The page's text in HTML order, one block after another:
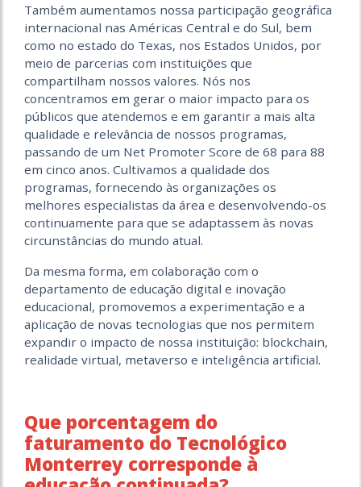
Também aumentamos nossa participação geográfica
internacional nas Américas Central e do Sul, bem
como no estado do Texas, nos Estados Unidos, por
meio de parcerias com instituições que
compartilham nossos valores. Nós nos
concentramos em gerar o maior impacto para os
públicos que atendemos e em garantir a mais alta
qualidade e relevância de nossos programas,
passando de um Net Promoter Score de 68 para 88
em cinco anos. Cultivamos a qualidade dos
programas, fornecendo às organizações os
melhores especialistas da área e desenvolvendo-os
continuamente para que se adaptassem às novas
circunstâncias do mundo atual.
Da mesma forma, em colaboração com o
departamento de educação digital e inovação
educacional, promovemos a experimentação e a
aplicação de novas tecnologias que nos permitem
expandir o impacto de nossa instituição: blockchain,
realidade virtual, metaverso e inteligência artificial.
Que porcentagem do
faturamento do Tecnológico
Monterrey corresponde à